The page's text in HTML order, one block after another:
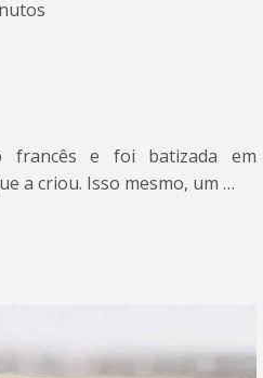
francês e foi batizada em
a criou. Isso mesmo, um …